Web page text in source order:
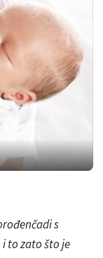
s
to zato što je